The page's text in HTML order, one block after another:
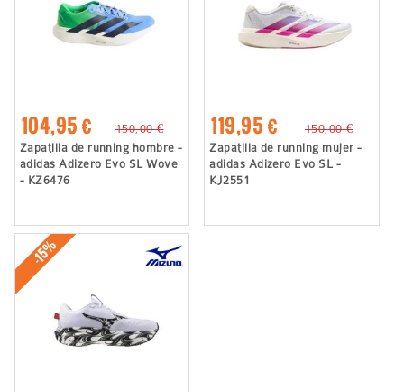
104,95 €
150,00 €
Zapatilla de running hombre -
adidas Adizero Evo SL Wove
- KZ6476
119,95 €
150,00 €
Zapatilla de running mujer -
adidas Adizero Evo SL -
KJ2551
-15%